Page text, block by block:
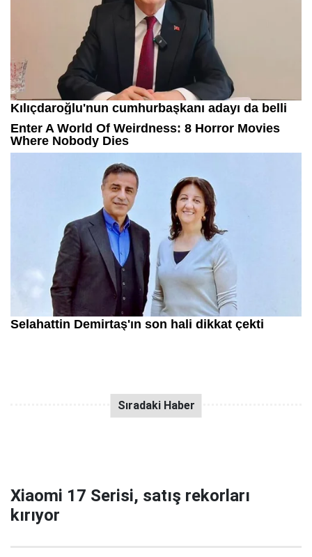
Xiaomi 17 Serisi, satış rekorları
kırıyor